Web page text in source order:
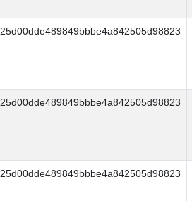
25d00dde489849bbbe4a842505d98823
25d00dde489849bbbe4a842505d98823
25d00dde489849bbbe4a842505d98823